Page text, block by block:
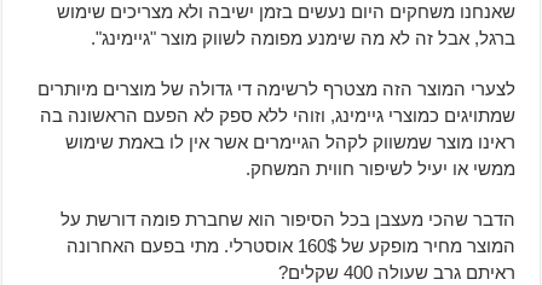
שאנחנו משחקים היום נעשים בזמן ישיבה ולא מצריכים שימוש
ברגל, אבל זה לא מה שימנע מפומה לשווק מוצר "גיימינג".
לצערי המוצר הזה מצטרף לרשימה די גדולה של מוצרים מיותרים
שמתויגים כמוצרי גיימינג, וזוהי ללא ספק לא הפעם הראשונה בה
ראינו מוצר שמשווק לקהל הגיימרים אשר אין לו באמת שימוש
ממשי או יעיל לשיפור חווית המשחק.
הדבר שהכי מעצבן בכל הסיפור הוא שחברת פומה דורשת על
המוצר מחיר מופקע של 160$ אוסטרלי. מתי בפעם האחרונה
ראיתם גרב שעולה 400 שקלים?